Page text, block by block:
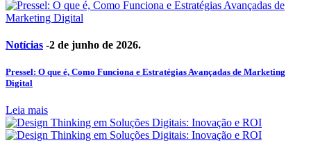
Notícias -2 de junho de 2026.
Pressel: O que é, Como Funciona e Estratégias Avançadas de Marketing
Digital
Leia mais